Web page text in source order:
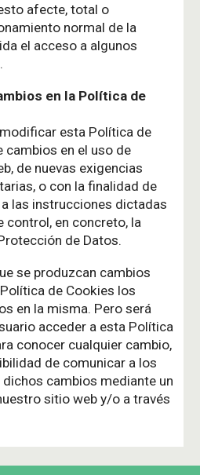
afecte, total o
normal de la
el acceso a algunos
en la Política de
esta Política de
cambios en el uso de
de nuevas exigencias
o con la finalidad de
las instrucciones dictadas
control, en concreto, la
de Datos.
se produzcan cambios
de Cookies los
en la misma. Pero será
acceder a esta Política
conocer cualquier cambio,
de comunicar a los
cambios mediante un
sitio web y/o a través